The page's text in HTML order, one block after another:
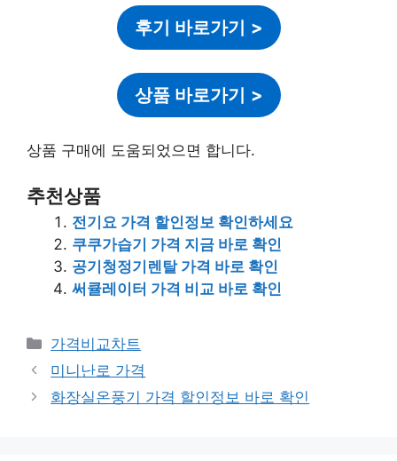
후기 바로가기 >
상품 바로가기 >
상품 구매에 도움되었으면 합니다.
추천상품
전기요 가격 할인정보 확인하세요
쿠쿠가습기 가격 지금 바로 확인
공기청정기렌탈 가격 바로 확인
써큘레이터 가격 비교 바로 확인
카
테
고
리
가격비교차트
미니난로 가격
화장실온풍기 가격 할인정보 바로 확인